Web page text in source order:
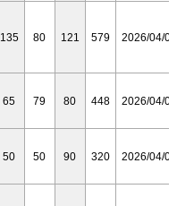
135 80 121 579 2026/04/08
65 79 80 448 2026/04/08
50 50 90 320 2026/04/08